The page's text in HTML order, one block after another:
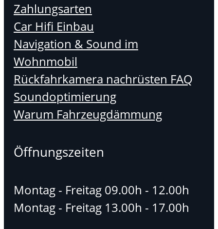
Zahlungsarten
Car Hifi Einbau
Navigation & Sound im
Wohnmobil
Rückfahrkamera nachrüsten FAQ
Soundoptimierung
Warum Fahrzeugdämmung
Öffnungszeiten
Montag - Freitag 09.00h - 12.00h
Montag - Freitag 13.00h - 17.00h